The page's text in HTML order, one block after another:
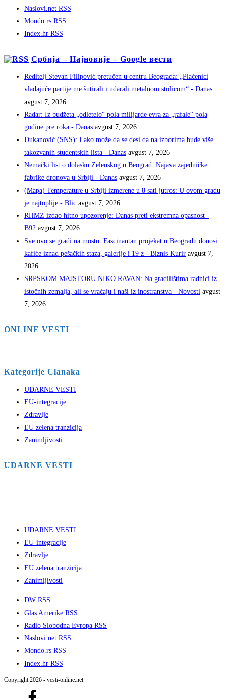
Naslovi.net RSS
Mondo.rs RSS
Index.hr RSS
Србија – Најновије – Google вести
Reditelj Stevan Filipović pretučen u centru Beograda: „Plaćenici
vladajuće partije me šutirali i udarali metalnom stolicom“ - Danas
avgust 7, 2026
Radar: Iz budžeta „odletelo“ pola milijarde evra za „rafale“ pola
godine pre roka - Danas avgust 7, 2026
Đukanović (SNS): Lako može da se desi da na izborima bude više
takozvanih studentskih lista - Danas avgust 7, 2026
Nemački list o dolasku Zelenskog u Beograd: Najava zajedničke
fabrike dronova u Srbiji - Danas avgust 7, 2026
(Mapa) Temperature u Srbiji izmerene u 8 sati jutros: U ovom gradu
je najtoplije - Blic avgust 7, 2026
RHMZ izdao hitno upozorenje: Danas preti ekstremna opasnost -
B92 avgust 7, 2026
Sve ovo se gradi na mostu: Fascinantan projekat u Beogradu donosi
kafiće iznad pešačkih staza, galerije i 19 z - Biznis Kurir avgust 7,
2026
SRPSKOM MAJSTORU NIKO RAVAN: Na gradilištima radnici iz
istočnih zemalja, ali se vraćaju i naši iz inostranstva - Novosti avgust
7, 2026
ONLINE VESTI
Kategorije Clanaka
UDARNE VESTI
EU-integracije
Zdravlje
EU zelena tranzicija
Zanimljivosti
UDARNE VESTI
UDARNE VESTI
EU-integracije
Zdravlje
EU zelena tranzicija
Zanimljivosti
DW RSS
Glas Amerike RSS
Radio Slobodna Evropa RSS
Naslovi.net RSS
Mondo.rs RSS
Index.hr RSS
Copyright 2026 - vesti-online.net